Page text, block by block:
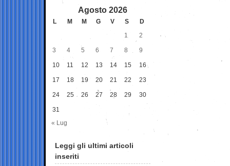
Agosto 2026
L M M G V S
D
1
2
3 4 5 6 7 8 9
10 11 12 13 14 15 16
17 18 19 20 21 22 23
24 25 26 27 28 29 30
31
« Lug
Leggi gli ultimi articoli
inseriti